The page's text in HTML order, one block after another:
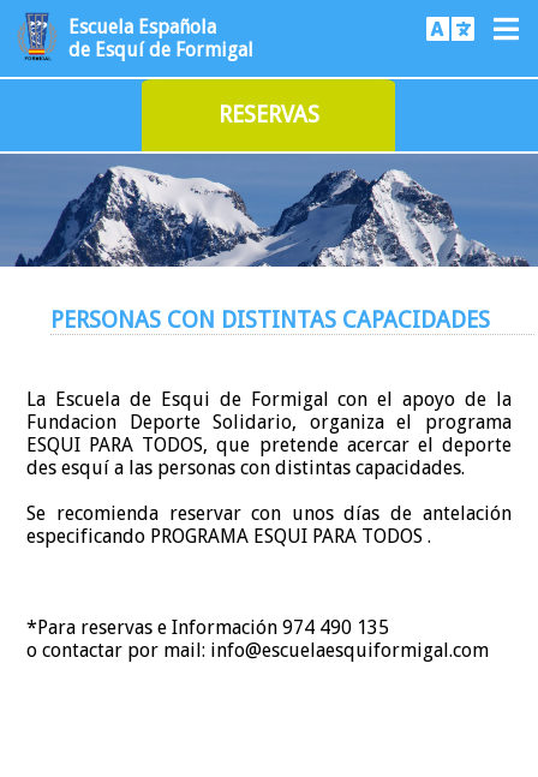
Escuela Española
de Esquí de Formigal
RESERVAS
PERSONAS CON DISTINTAS CAPACIDADES
La Escuela de Esqui de Formigal con el apoyo de la
Fundacion Deporte Solidario, organiza el programa
ESQUI PARA TODOS, que pretende acercar el deporte
des esquí a las personas con distintas capacidades.
Se recomienda reservar con unos días de antelación
especificando PROGRAMA ESQUI PARA TODOS .
*Para reservas e Información 974 490 135
o contactar por mail: info@escuelaesquiformigal.com